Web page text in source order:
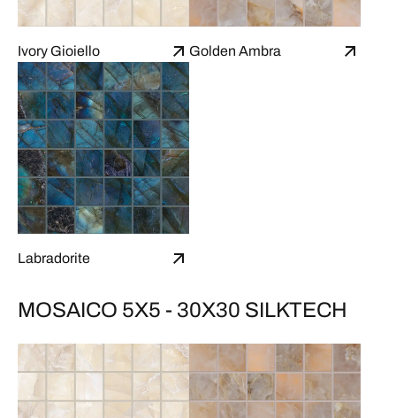
Ivory Gioiello Golden Ambra
Labradorite
MOSAICO 5X5 - 30X30 SILKTECH